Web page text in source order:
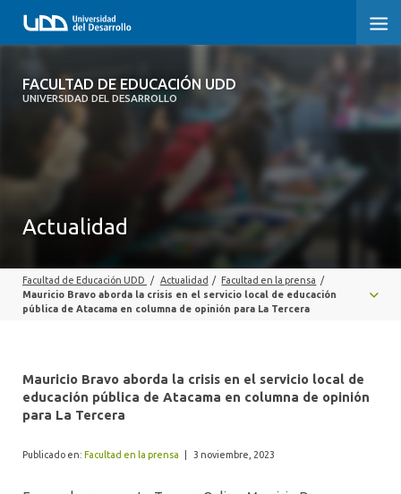
FACULTAD DE EDUCACIÓN UDD
UNIVERSIDAD DEL DESARROLLO
FACULTAD DE EDUCACIÓN UDD
POSTGRADO Y EDUCACIÓN CONTINUA
ALUMNI
Actualidad
Facultad de Educación UDD / Actualidad / Facultad en la prensa /
Mauricio Bravo aborda la crisis en el servicio local de educación
pública de Atacama en columna de opinión para La Tercera
Mauricio Bravo aborda la crisis en el servicio local de
educación pública de Atacama en columna de opinión
para La Tercera
Publicado en: Facultad en la prensa 3 noviembre, 2023